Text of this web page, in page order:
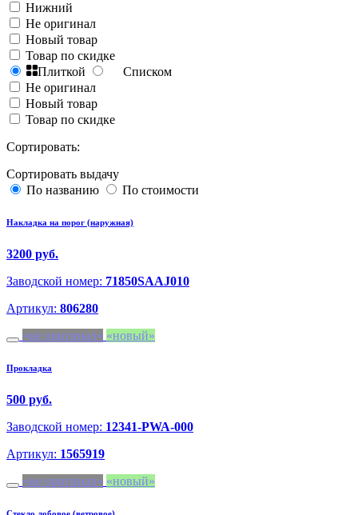
Нижний
Не оригинал
Новый товар
Товар по скидке
Плиткой
Списком
Не оригинал
Новый товар
Товар по скидке
Сортировать:
Сортировать выдачу
По названию
По стоимости
Накладка на порог (наружная)
3200 руб.
Заводской номер: 71850SAAJ010
Артикул: 806280
не оригинал
новый
Прокладка
500 руб.
Заводской номер: 12341-PWA-000
Артикул: 1565919
не оригинал
новый